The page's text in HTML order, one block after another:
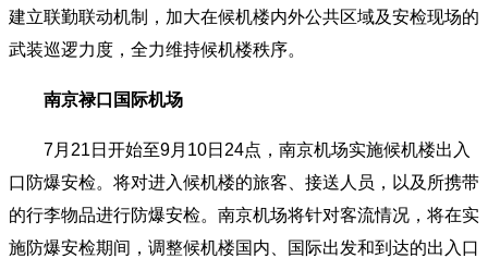
建立联勤联动机制，加大在候机楼内外公共区域及安检现场的
武装巡逻力度，全力维持候机楼秩序。
南京禄口国际机场
7月21日开始至9月10日24点，南京机场实施候机楼出入
口防爆安检。将对进入候机楼的旅客、接送人员，以及所携带
的行李物品进行防爆安检。南京机场将针对客流情况，将在实
施防爆安检期间，调整候机楼国内、国际出发和到达的出入口